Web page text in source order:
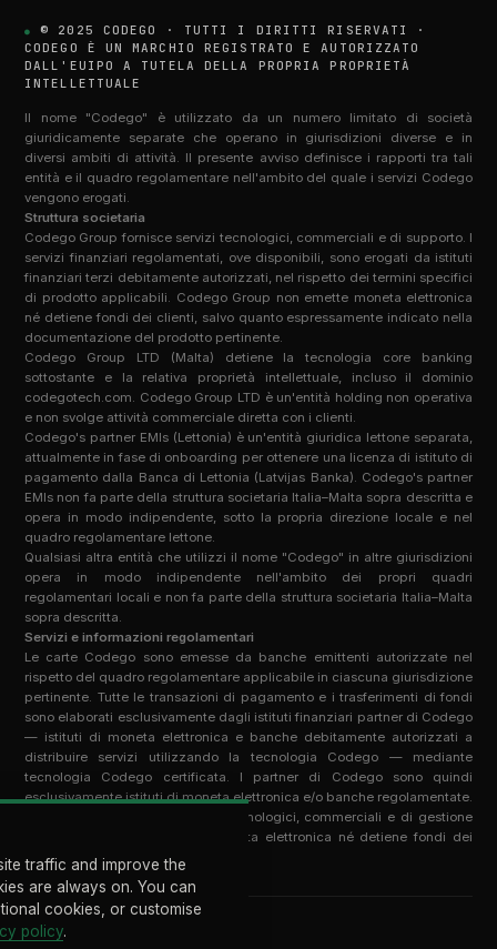
© 2025 CODEGO · TUTTI I DIRITTI RISERVATI ·
CODEGO È UN MARCHIO REGISTRATO E AUTORIZZATO
DALL'EUIPO A TUTELA DELLA PROPRIA PROPRIETÀ
INTELLETTUALE
Il nome "Codego" è utilizzato da un numero limitato di società
giuridicamente separate che operano in giurisdizioni diverse e in
diversi ambiti di attività. Il presente avviso definisce i rapporti tra tali
entità e il quadro regolamentare nell'ambito del quale i servizi Codego
vengono erogati.
Struttura societaria
Codego Group fornisce servizi tecnologici, commerciali e di supporto. I
servizi finanziari regolamentati, ove disponibili, sono erogati da istituti
finanziari terzi debitamente autorizzati, nel rispetto dei termini specifici
di prodotto applicabili. Codego Group non emette moneta elettronica
né detiene fondi dei clienti, salvo quanto espressamente indicato nella
documentazione del prodotto pertinente.
Codego Group LTD (Malta) detiene la tecnologia core banking
sottostante e la relativa proprietà intellettuale, incluso il dominio
codegotech.com. Codego Group LTD è un'entità holding non operativa
e non svolge attività commerciale diretta con i clienti.
Codego's partner EMIs (Lettonia) è un'entità giuridica lettone separata,
attualmente in fase di onboarding per ottenere una licenza di istituto di
pagamento dalla Banca di Lettonia (Latvijas Banka). Codego's partner
EMIs non fa parte della struttura societaria Italia–Malta sopra descritta e
opera in modo indipendente, sotto la propria direzione locale e nel
quadro regolamentare lettone.
Qualsiasi altra entità che utilizzi il nome "Codego" in altre giurisdizioni
opera in modo indipendente nell'ambito dei propri quadri
regolamentari locali e non fa parte della struttura societaria Italia–Malta
sopra descritta.
Servizi e informazioni regolamentari
Le carte Codego sono emesse da banche emittenti autorizzate nel
rispetto del quadro regolamentare applicabile in ciascuna giurisdizione
pertinente. Tutte le transazioni di pagamento e i trasferimenti di fondi
sono elaborati esclusivamente dagli istituti finanziari partner di Codego
— istituti di moneta elettronica e banche debitamente autorizzati a
distribuire servizi utilizzando la tecnologia Codego — mediante
tecnologia Codego certificata. I partner di Codego sono quindi
esclusivamente istituti di moneta elettronica e/o banche regolamentate.
Codego Group fornisce servizi tecnologici, commerciali e di gestione
dei programmi; non emette moneta elettronica né detiene fondi dei
clienti.
traffic and improve the
are always on. You can
cookies, or customise
policy.